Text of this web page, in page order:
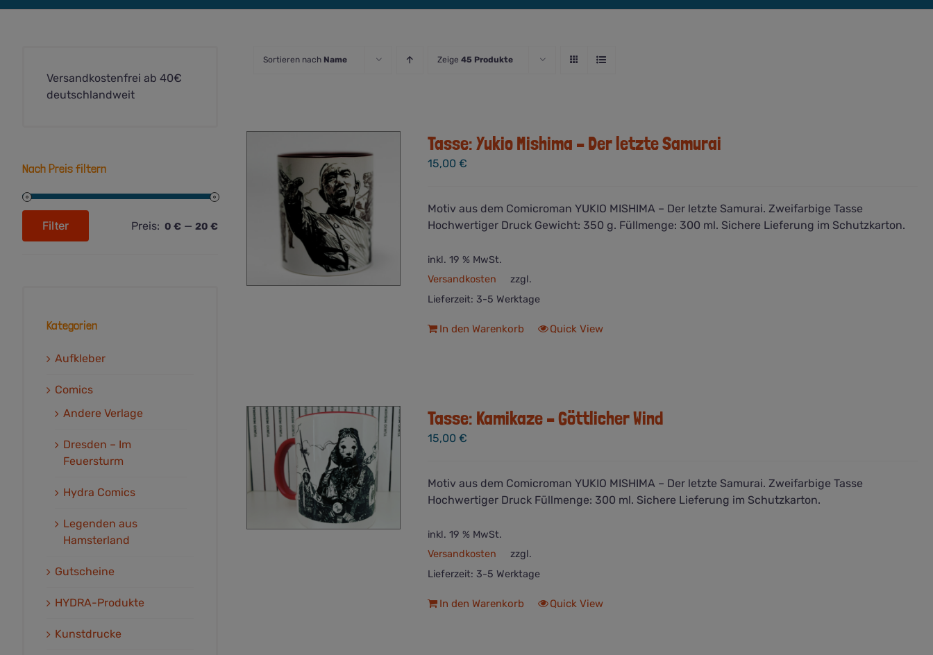
Sortieren nach Name Zeige 45 Produkte
Tasse: Yukio Mishima – Der letzte Samurai
15,00 €
Motiv aus dem Comicroman YUKIO MISHIMA – Der letzte Samurai. Zweifarbige Tasse
Hochwertiger Druck Gewicht: 350 g. Füllmenge: 300 ml. Sichere Lieferung im Schutzkarton.
inkl. 19 % MwSt.
zzgl.
Versandkosten
Lieferzeit: 3-5 Werktage
In den Warenkorb Quick View
Tasse: Kamikaze – Göttlicher Wind
15,00 €
Motiv aus dem Comicroman YUKIO MISHIMA – Der letzte Samurai. Zweifarbige Tasse
Hochwertiger Druck Füllmenge: 300 ml. Sichere Lieferung im Schutzkarton.
inkl. 19 % MwSt.
zzgl.
Versandkosten
Lieferzeit: 3-5 Werktage
In den Warenkorb Quick View
Versandkostenfrei ab 40€
deutschlandweit
Nach Preis filtern
Max.
Filter Preis: 0 €— 20 €
Kategorien
Aufkleber
Comics
Andere Verlage
Dresden – Im
Feuersturm
Hydra Comics
Legenden aus
Hamsterland
Gutscheine
HYDRA-Produkte
Kunstdrucke